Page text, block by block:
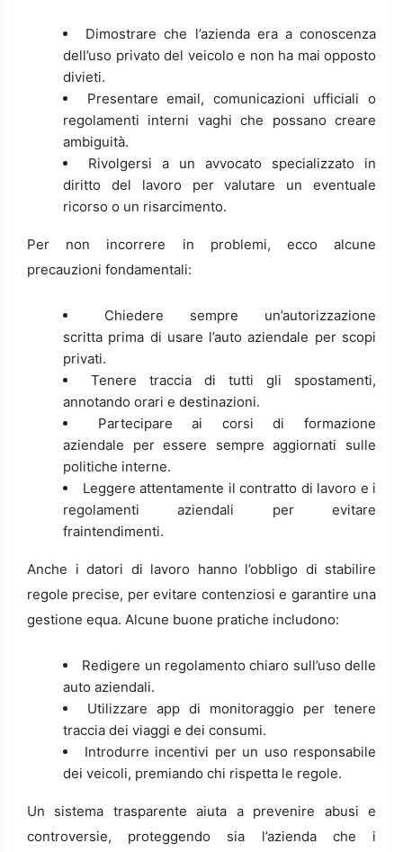
Dimostrare che l’azienda era a conoscenza
dell’uso privato del veicolo e non ha mai opposto
divieti.
Presentare email, comunicazioni ufficiali o
regolamenti interni vaghi che possano creare
ambiguità.
Rivolgersi a un avvocato specializzato in
diritto del lavoro per valutare un eventuale
ricorso o un risarcimento.
Per non incorrere in problemi, ecco alcune
precauzioni fondamentali:
Chiedere sempre un’autorizzazione
scritta prima di usare l’auto aziendale per scopi
privati.
Tenere traccia di tutti gli spostamenti,
annotando orari e destinazioni.
Partecipare ai corsi di formazione
aziendale per essere sempre aggiornati sulle
politiche interne.
Leggere attentamente il contratto di lavoro e i
regolamenti aziendali per evitare
fraintendimenti.
Anche i datori di lavoro hanno l’obbligo di stabilire
regole precise, per evitare contenziosi e garantire una
gestione equa. Alcune buone pratiche includono:
Redigere un regolamento chiaro sull’uso delle
auto aziendali.
Utilizzare app di monitoraggio per tenere
traccia dei viaggi e dei consumi.
Introdurre incentivi per un uso responsabile
dei veicoli, premiando chi rispetta le regole.
Un sistema trasparente aiuta a prevenire abusi e
controversie, proteggendo sia l’azienda che i